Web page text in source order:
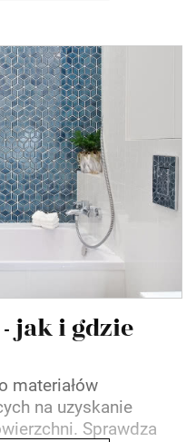
jak i gdzie
materiałów
na uzyskanie
Sprawdza